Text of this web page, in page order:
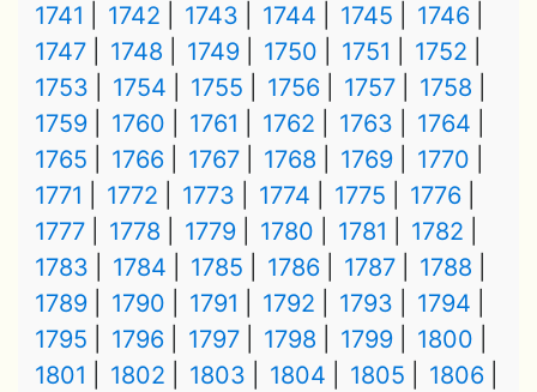
1741
1742 1743 1744 1745
1746
1747
1748 1749 1750 1751
1752
1753
1754 1755 1756 1757
1758
1759
1760 1761 1762 1763
1764
1765
1766 1767 1768 1769
1770
1771
1772 1773 1774 1775
1776
1777
1778 1779 1780 1781
1782
1783
1784 1785 1786 1787
1788
1789
1790 1791 1792 1793
1794
1795
1796 1797 1798 1799
1800
1801
1802 1803 1804 1805
1806